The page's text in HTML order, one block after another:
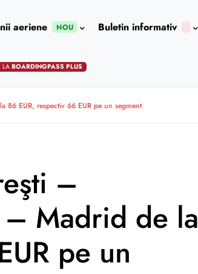
aeriene NOU Buletin informativ
LABOARDINGPASS PLUS
86 EUR, respectiv 66 EUR pe un segment
–
– Madrid de la
pe un